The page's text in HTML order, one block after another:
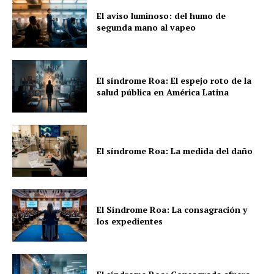
El aviso luminoso: del humo de
segunda mano al vapeo
El síndrome Roa: El espejo roto de la
salud pública en América Latina
El síndrome Roa: La medida del daño
El Síndrome Roa: La consagración y
los expedientes